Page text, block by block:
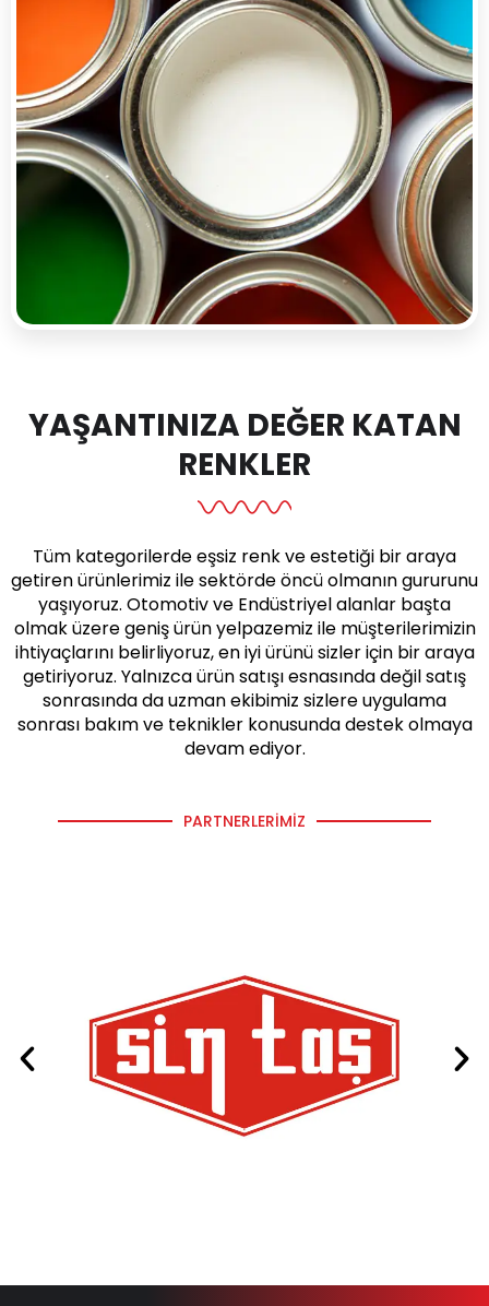
YAŞANTINIZA DEĞER KATAN
RENKLER
Tüm kategorilerde eşsiz renk ve estetiği bir araya
getiren ürünlerimiz ile sektörde öncü olmanın gururunu
yaşıyoruz. Otomotiv ve Endüstriyel alanlar başta
olmak üzere geniş ürün yelpazemiz ile müşterilerimizin
ihtiyaçlarını belirliyoruz, en iyi ürünü sizler için bir araya
getiriyoruz. Yalnızca ürün satışı esnasında değil satış
sonrasında da uzman ekibimiz sizlere uygulama
sonrası bakım ve teknikler konusunda destek olmaya
devam ediyor.
PARTNERLERIMIZ